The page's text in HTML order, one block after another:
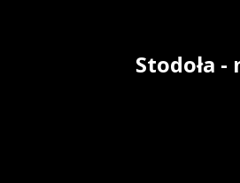
Stodoła